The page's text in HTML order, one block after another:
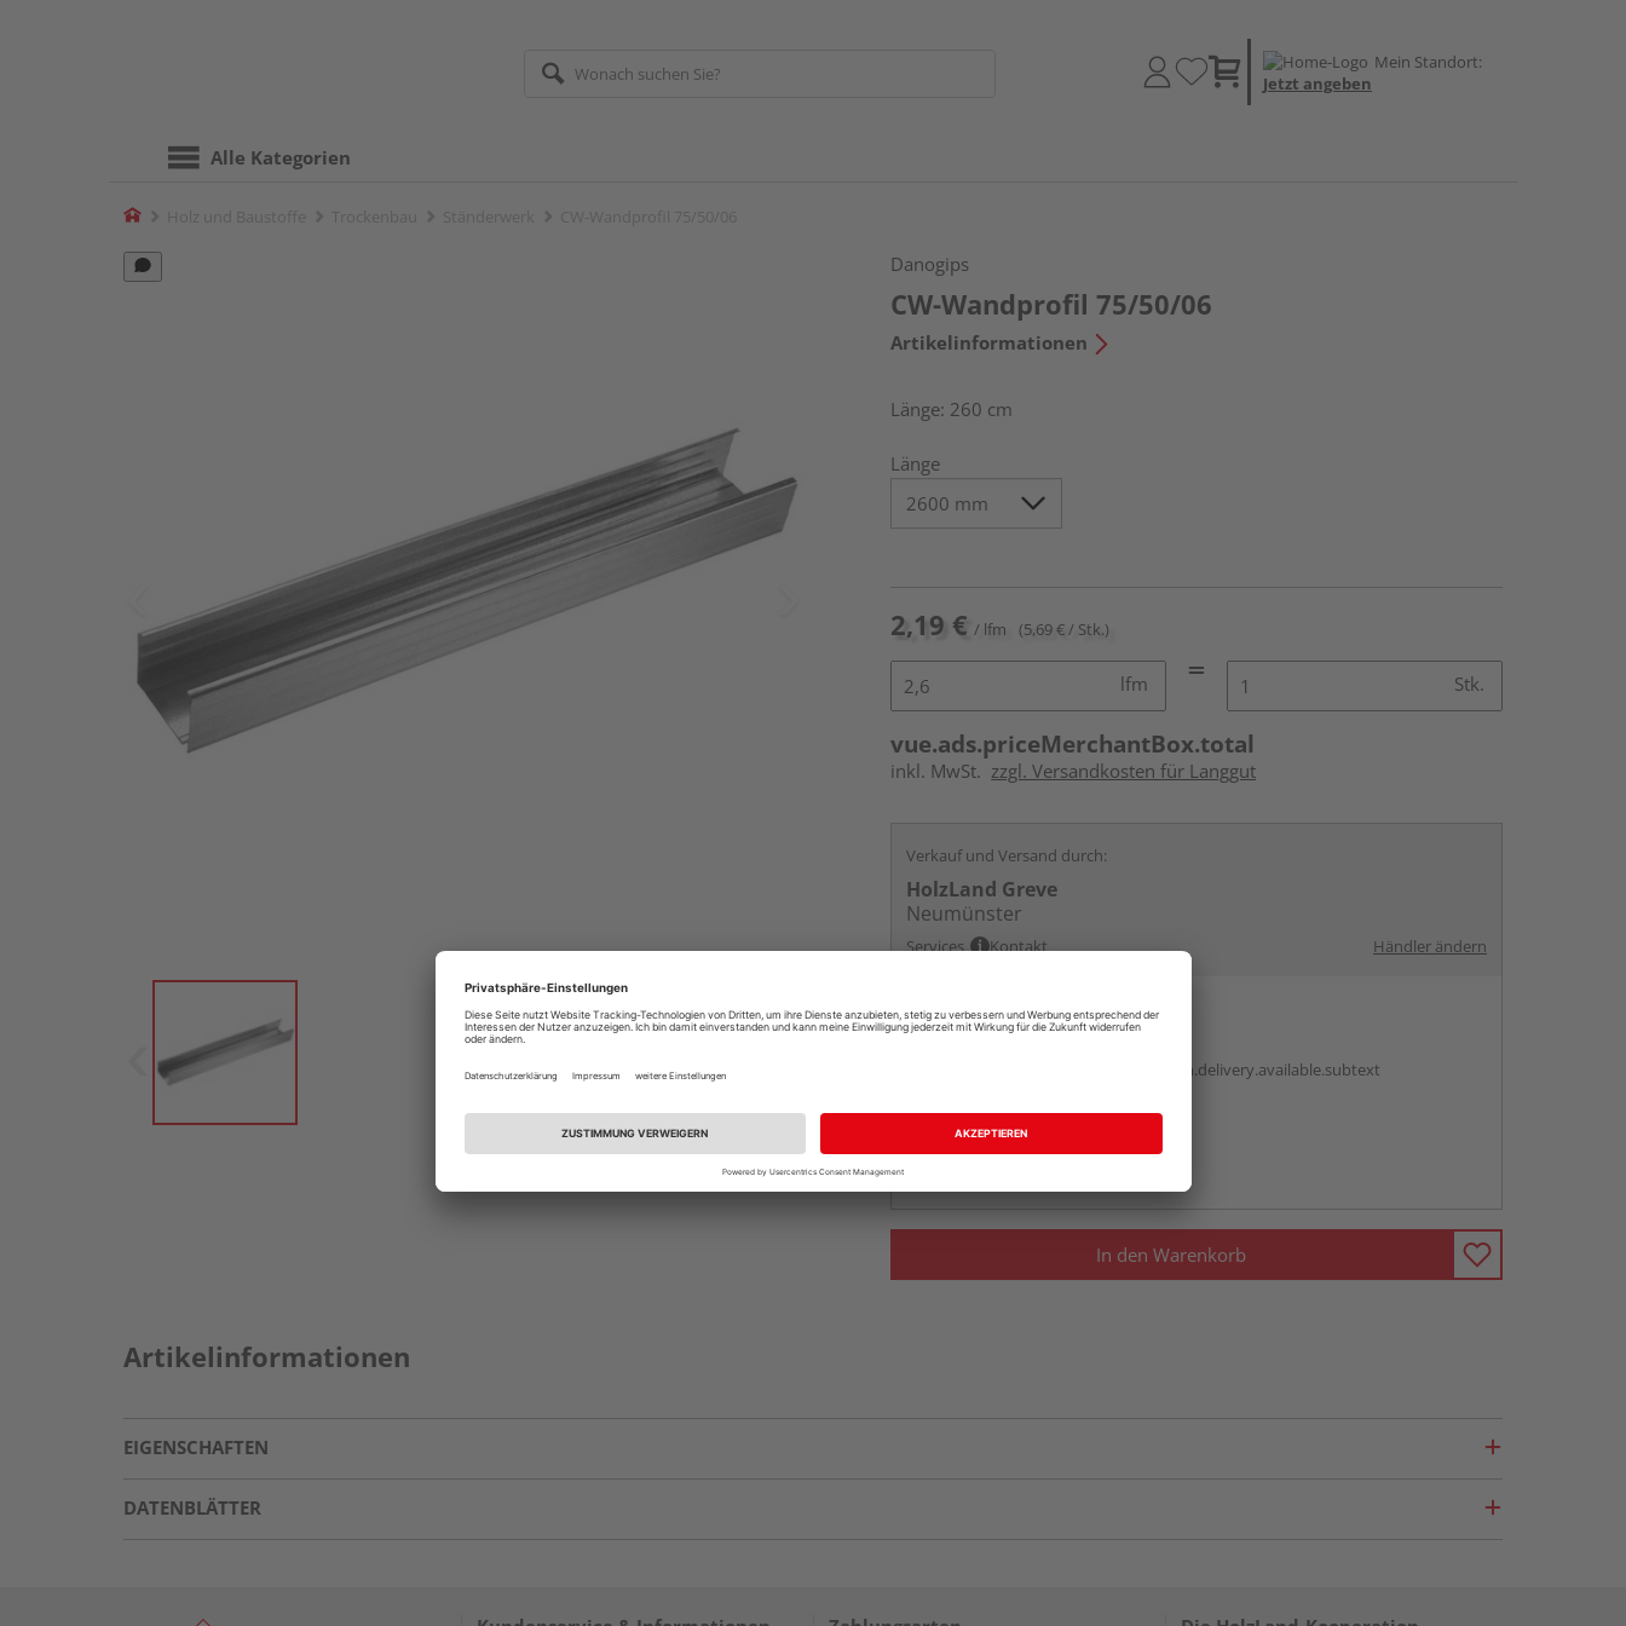
Mein Standort:
Jetzt angeben
Alle Kategorien
Home
Danogips
CW-Wandprofil 75/50/06
Artikelinformationen
Länge: 260 cm
Länge
2,19 € / lfm (5,69 € / Stk.)
lfm Stk.
vue.ads.priceMerchantBox.total
inkl. MwSt. zzgl. Versandkosten für Langgut
Verkauf und Versand durch:
HolzLand Greve
Neumünster
Services Kontakt Händler ändern
Online bestellen
vue.ads.priceMerchantBox.option.delivery.available.subtext
Beim Händler abholen
In den Warenkorb
Artikelinformationen
EIGENSCHAFTEN
DATENBLÄTTER